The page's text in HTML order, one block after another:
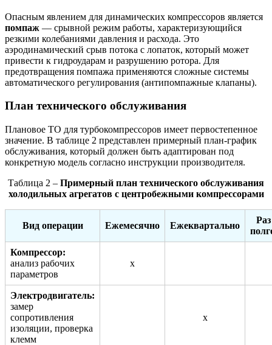
Опасным явлением для динамических компрессоров является
помпаж — срывной режим работы, характеризующийся
резкими колебаниями давления и расхода. Это
аэродинамический срыв потока с лопаток, который может
привести к гидроударам и разрушению ротора. Для
предотвращения помпажа применяются сложные системы
автоматического регулирования (антипомпажные клапаны).
План технического обслуживания
Плановое ТО для турбокомпрессоров имеет первостепенное
значение. В таблице 2 представлен примерный план-график
обслуживания, который должен быть адаптирован под
конкретную модель согласно инструкции производителя.
Таблица 2 – Примерный план технического обслуживания
холодильных агрегатов с центробежными компрессорами
Вид операции Ежемесячно Ежеквартально
Компрессор:
анализ рабочих
параметров
х
Электродвигатель:
замер
сопротивления
изоляции, проверка
клемм
х